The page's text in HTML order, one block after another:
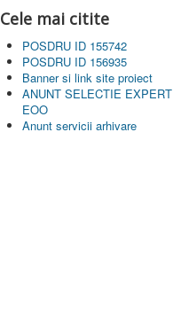
Cele mai citite
POSDRU ID 155742
POSDRU ID 156935
Banner si link site proiect
ANUNT SELECTIE EXPERT
EOO
Anunt servicii arhivare